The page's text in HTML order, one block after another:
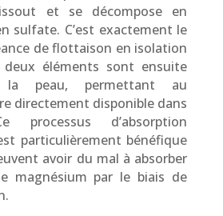
et se décompose en
sulfate. C’est exactement le
de flottaison en isolation
deux éléments sont ensuite
la peau, permettant au
directement disponible dans
processus d’absorption
particulièrement bénéfique
avoir du mal à absorber
magnésium par le biais de